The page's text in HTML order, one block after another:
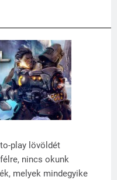
play lövöldét
nincs okunk
melyek mindegyike